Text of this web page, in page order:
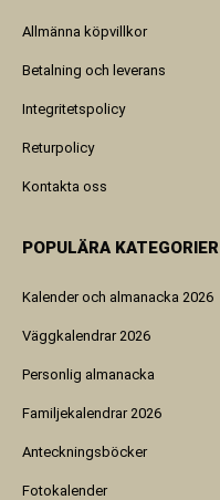
Allmänna köpvillkor
Betalning och leverans
Integritetspolicy
Returpolicy
Kontakta oss
POPULÄRA KATEGORIER
Kalender och almanacka 2026
Väggkalendrar 2026
Personlig almanacka
Familjekalendrar 2026
Anteckningsböcker
Fotokalender